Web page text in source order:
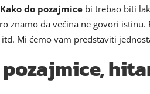
Kako do pozajmice bi trebao biti
znamo da većina ne govori
Mi ćemo vam predstaviti